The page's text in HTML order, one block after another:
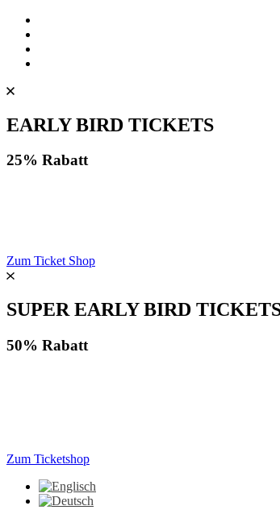
EARLY BIRD TICKETS
25% Rabatt
Zum Ticket Shop
SUPER EARLY BIRD
50% Rabatt
Zum Ticketshop